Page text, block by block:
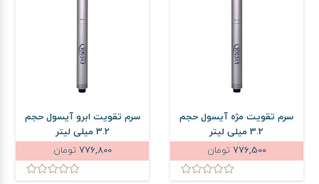
سرم تقویت مژه آیسول حجم
3.2 میلی لیتر
776,500 تومان
سرم تقویت ابرو آیسول حجم
3.2 میلی لیتر
776,800 تومان